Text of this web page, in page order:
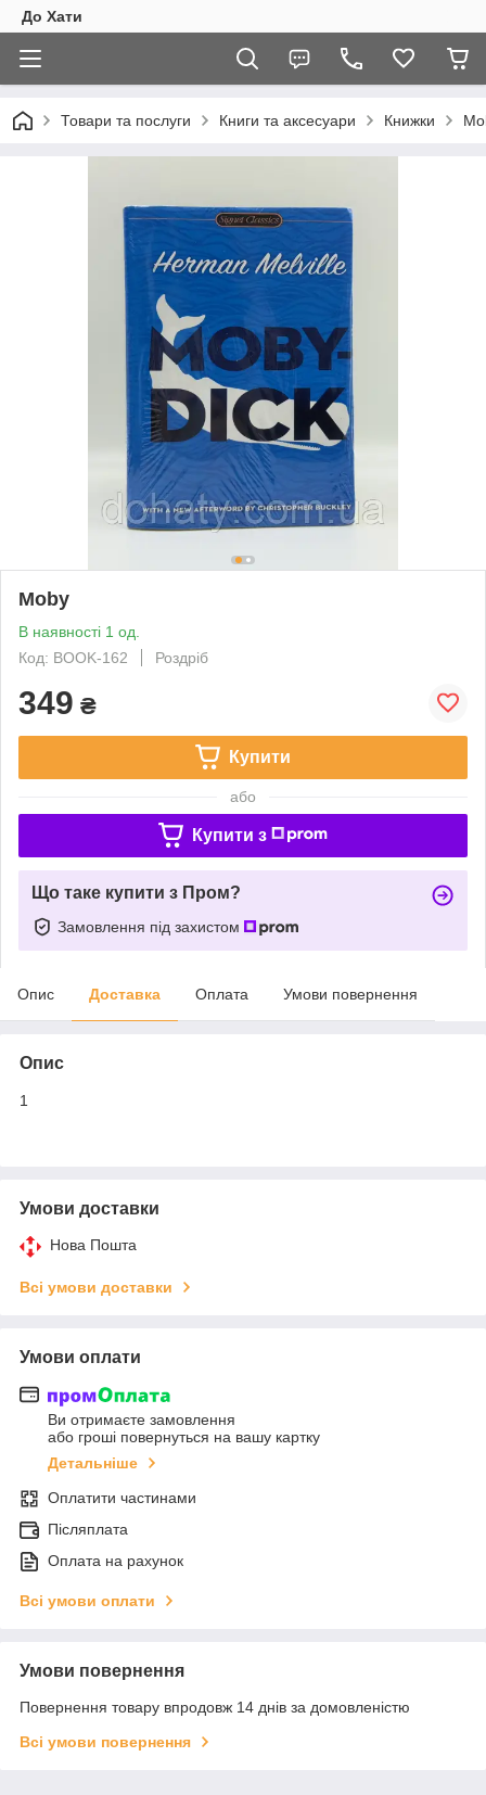
До Хати
Товари та послуги Книги та аксесуари Книжки
Moby
В наявності 1 од.
Код: BOOK-162
Роздріб
349 ₴
Купити
або
Купити з
Що таке купити з Пром?
Замовлення під захистом
Опис Доставка Оплата Умови повернення
Опис
1
Умови доставки
Нова Пошта
Всі умови доставки
Умови оплати
Ви отримаєте замовлення
або гроші повернуться на вашу картку
Детальніше
Оплатити частинами
Післяплата
Оплата на рахунок
Всі умови оплати
Умови повернення
Повернення товару впродовж 14 днів за домовленістю
Всі умови повернення